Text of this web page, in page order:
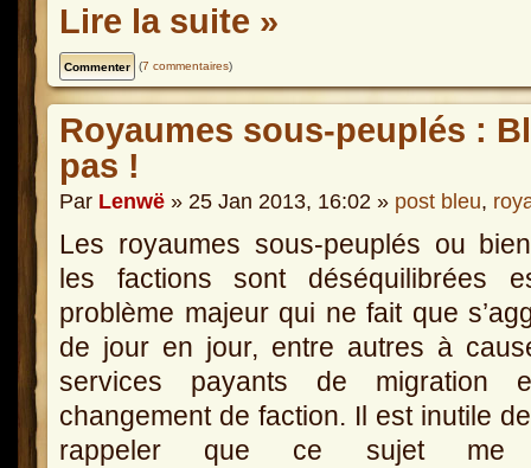
Lire la suite »
(7 commentaires)
Royaumes sous-peuplés :
pas !
Par Lenwë » 25 Jan 2013, 16:02 » post bleu,
Les royaumes sous-peuplés ou
les factions sont déséquilibrées
problème majeur qui ne fait que
de jour en jour, entre autres à
services payants de migration
changement de faction. Il est inutile
rappeler que ce sujet me